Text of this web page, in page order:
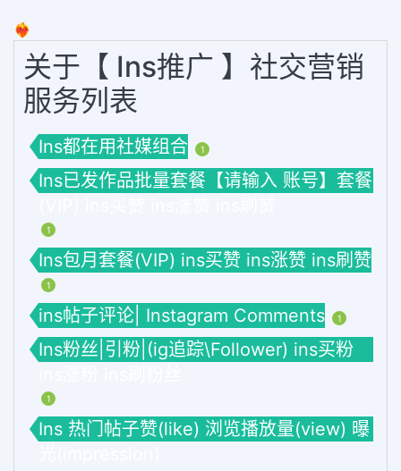
❤️‍🔥
关于【 Ins推广 】社交营销
服务列表
Ins都在用社媒组合 1
Ins已发作品批量套餐【请输入 账号】套餐
1
Ins包月套餐(VIP) ins买赞 ins涨赞 ins刷赞
1
ins帖子评论| Instagram Comments 1
Ins粉丝|引粉|(ig追踪\Follower) ins买粉
1
Ins 热门帖子赞(like) 浏览播放量(view) 曝